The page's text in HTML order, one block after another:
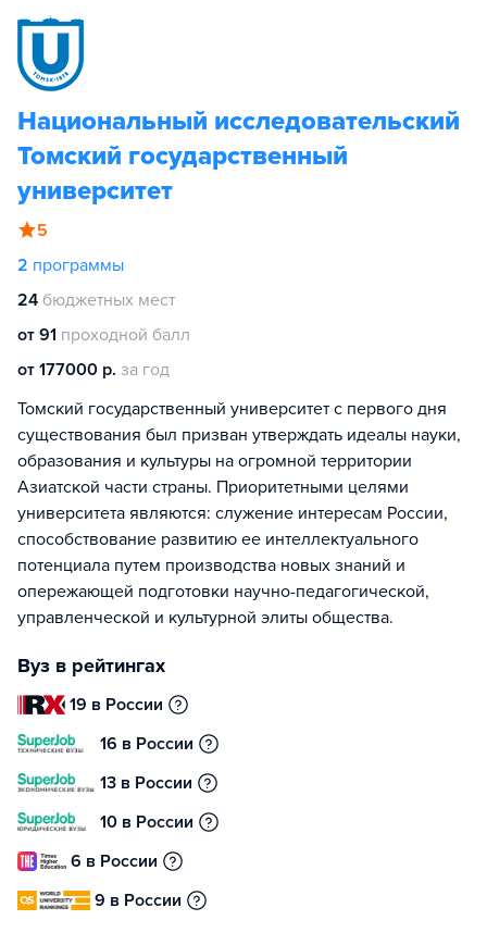
Национальный исследовательский
Томский государственный
университет
5
2 программы
24 бюджетных мест
от 91 проходной балл
от 177000 р. за год
Томский государственный университет с первого дня
существования был призван утверждать идеалы науки,
образования и культуры на огромной территории
Азиатской части страны. Приоритетными целями
университета являются: служение интересам России,
способствование развитию ее интеллектуального
потенциала путем производства новых знаний и
опережающей подготовки научно-педагогической,
управленческой и культурной элиты общества.
Вуз в рейтингах
19 в России
16 в России
13 в России
10 в России
6 в России
9 в России